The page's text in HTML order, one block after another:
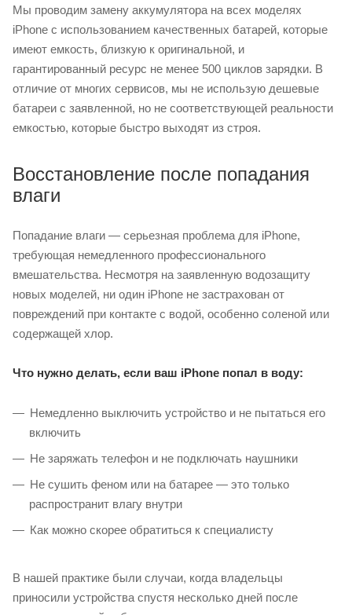
Мы проводим замену аккумулятора на всех моделях
iPhone с использованием качественных батарей, которые
имеют емкость, близкую к оригинальной, и
гарантированный ресурс не менее 500 циклов зарядки. В
отличие от многих сервисов, мы не использую дешевые
батареи с заявленной, но не соответствующей реальности
емкостью, которые быстро выходят из строя.
Восстановление после попадания
влаги
Попадание влаги — серьезная проблема для iPhone,
требующая немедленного профессионального
вмешательства. Несмотря на заявленную водозащиту
новых моделей, ни один iPhone не застрахован от
повреждений при контакте с водой, особенно соленой или
содержащей хлор.
Что нужно делать, если ваш iPhone попал в воду:
Немедленно выключить устройство и не пытаться его
включить
Не заряжать телефон и не подключать наушники
Не сушить феном или на батарее — это только
распространит влагу внутри
Как можно скорее обратиться к специалисту
В нашей практике были случаи, когда владельцы
приносили устройства спустя несколько дней после